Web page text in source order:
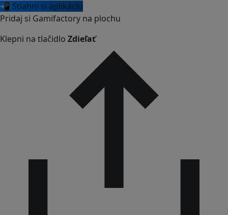
📲 Stiahni si aplikáciu
Pridaj si Gamifactory na plochu
Klepni na tlačidlo Zdieľať